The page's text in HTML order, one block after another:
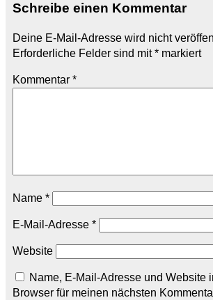
Schreibe einen Kommentar
Deine E-Mail-Adresse wird nicht
Erforderliche Felder sind mit* markiert
Kommentar *
Name *
E-Mail-Adresse *
Website
Name, E-Mail-Adresse und Website
Browser für meinen nächsten